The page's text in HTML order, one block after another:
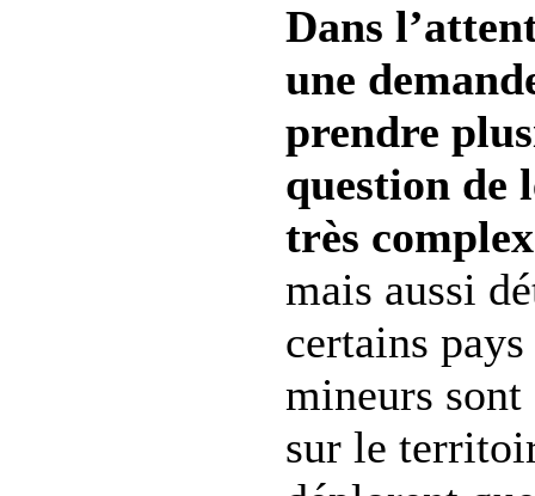
Dans
une
prendre
question de
très
mais aussi
certains
mineurs
sur le